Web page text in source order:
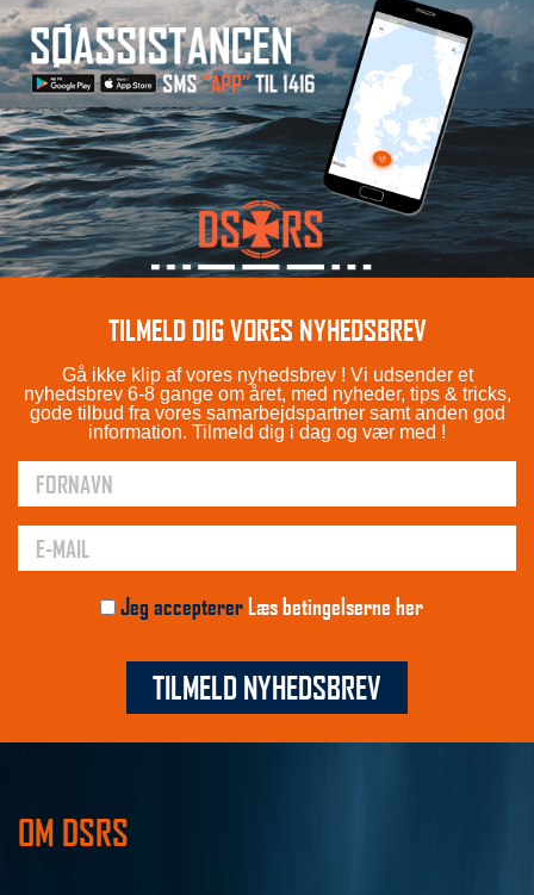
TILMELD DIG VORES NYHEDSBREV
Gå ikke klip af vores nyhedsbrev ! Vi udsender et
nyhedsbrev 6-8 gange om året, med nyheder, tips & tricks,
gode tilbud fra vores samarbejdspartner samt anden god
information. Tilmeld dig i dag og vær med !
Jeg acceptererLæs betingelserne her
TILMELD NYHEDSBREV
OM DSRS